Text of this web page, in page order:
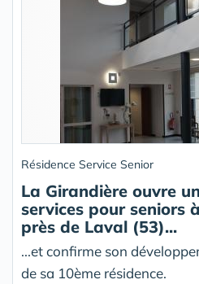
Résidence Service Senior
La Girandière ouvre
services pour seniors
près de Laval (53)...
...et confirme son
de sa 10ème résidence.